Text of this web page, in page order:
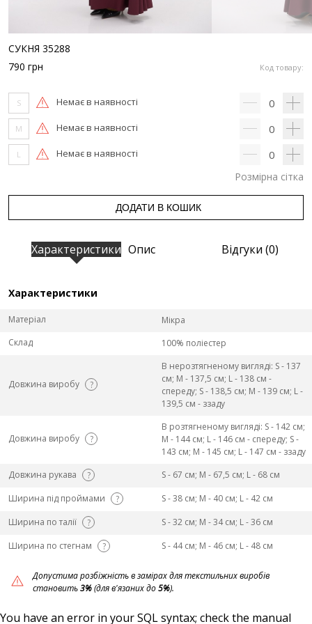
СУКНЯ 35288
Код товару:
790 грн
S Немає в наявності 0
M Немає в наявності 0
L Немає в наявності 0
Розмірна сітка
ДОДАТИ В КОШИК
Характеристики Опис Відгуки (0)
Характеристики
Матеріал
Мікра
Склад
100% поліестер
Довжина виробу ?
В нерозтягненому вигляді: S - 137
см; M - 137,5 см; L - 138 см -
спереду; S - 138,5 см; M - 139 см; L -
139,5 см - ззаду
Довжина виробу ?
В розтягненому вигляді: S - 142 см;
M - 144 см; L - 146 см - спереду; S -
143 см; M - 145 см; L - 147 см - ззаду
Довжина рукава
?
S - 67 см; M - 67,5 см; L - 68 см
Ширина під проймами
?
S - 38 см; M - 40 см; L - 42 см
Ширина по талії
?
S - 32 см; M - 34 см; L - 36 см
Ширина по стегнам
? S - 44 см; M - 46 см; L - 48 см
Допустима розбіжність в замірах для текстильних виробів
становить3%(для в'язаних до5%).
You have an error in your SQL syntax; check the manual